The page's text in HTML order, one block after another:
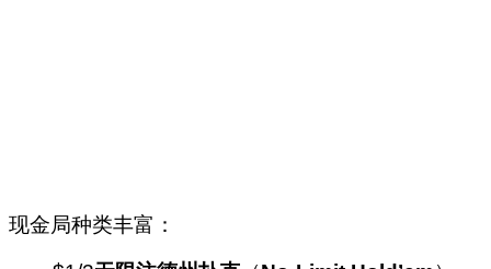
现金局种类丰富：